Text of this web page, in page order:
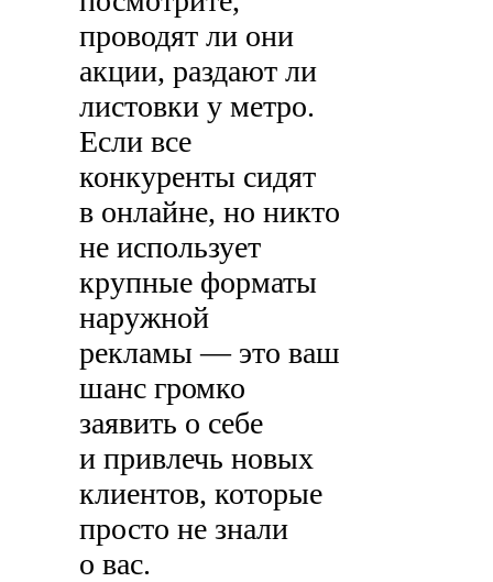
проводят ли они
акции, раздают ли
листовки у метро.
Если все
конкуренты сидят
в онлайне, но никто
не использует
крупные форматы
наружной
рекламы — это ваш
шанс громко
заявить о себе
и привлечь новых
клиентов, которые
просто не знали
о вас.